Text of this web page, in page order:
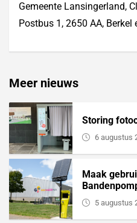
Gemeente Lansingerland,
Postbus 1, 2650 AA, Berkel
Meer nieuws
Storing
6 augustus
Maak
5 augustus